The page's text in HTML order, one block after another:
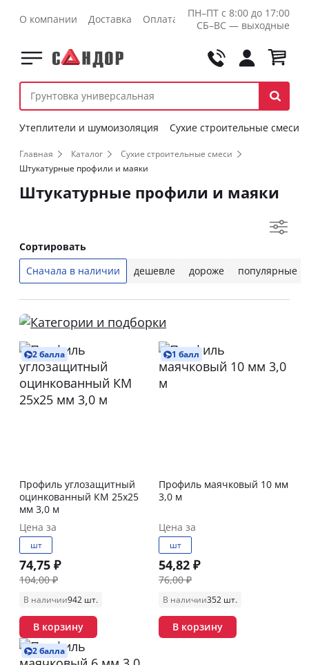
О компании Доставка Оплата Контакты Оптовикам
ПН–ПТ с 8:00 до 17:00
СБ–ВС — выходные
Утеплители и шумоизоляция Сухие строительные смеси
Главная Каталог
Сухие строительные смеси
Штукатурные профили и маяки
Штукатурные профили и маяки
Сортировать
Сначала в наличии
дешевле дороже популярные
2 балла
Профиль углозащитный
оцинкованный КМ 25х25
мм 3,0 м
Цена за
шт
74,75 ₽
104,00 ₽
В наличии942 шт.
В корзину
1 балл
Профиль маячковый 10 мм
3,0 м
Цена за
шт
54,82 ₽
76,00 ₽
В наличии352 шт.
В корзину
2 балла